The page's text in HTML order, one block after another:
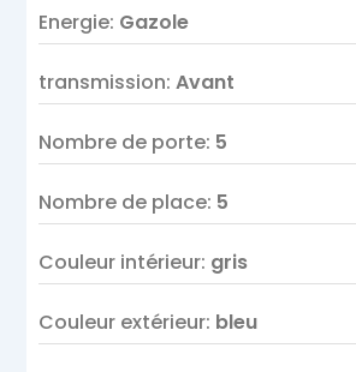
Energie: Gazole
transmission:Avant
Nombre de porte: 5
Nombre de place: 5
Couleur intérieur: gris
Couleur extérieur: bleu